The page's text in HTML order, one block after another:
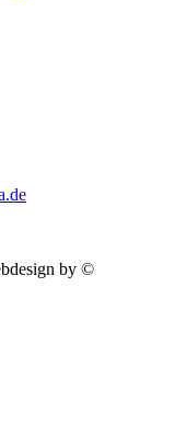
by ©